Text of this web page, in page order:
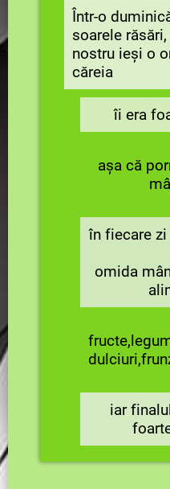
Într-o
soarele
nostru ieși o
căreia
îi era
așa că
în fiecare
omida
iar